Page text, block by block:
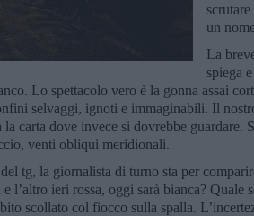
un
La
spiega
Lo spettacolo vero è la gonna assai
selvaggi, ignoti e immaginabili. Il
la carta dove invece si dovrebbe
venti obliqui meridionali.
tg, la giornalista di turno sta per
l’altro ieri rossa, oggi sarà bianca? Quale
scollato col fiocco sulla spalla.